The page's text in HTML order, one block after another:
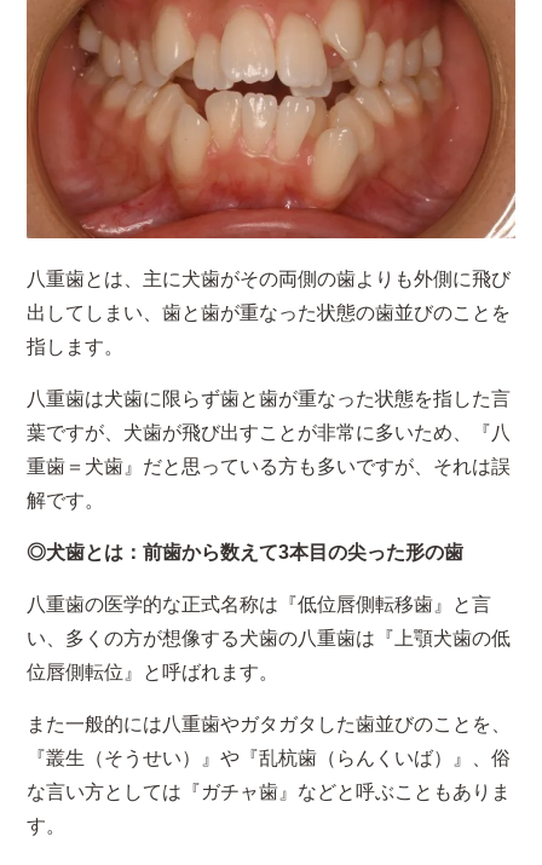
八重歯とは、主に犬歯がその両側の歯よりも外側に飛び
出してしまい、歯と歯が重なった状態の歯並びのことを
指します。
八重歯は犬歯に限らず歯と歯が重なった状態を指した言
葉ですが、犬歯が飛び出すことが非常に多いため、『八
重歯＝犬歯』だと思っている方も多いですが、それは誤
解です。
◎犬歯とは：前歯から数えて3本目の尖った形の歯
八重歯の医学的な正式名称は『低位唇側転移歯』と言
い、多くの方が想像する犬歯の八重歯は『上顎犬歯の低
位唇側転位』と呼ばれます。
また一般的には八重歯やガタガタした歯並びのことを、
『叢生（そうせい）』や『乱杭歯（らんくいば）』、俗
な言い方としては『ガチャ歯』などと呼ぶこともありま
す。